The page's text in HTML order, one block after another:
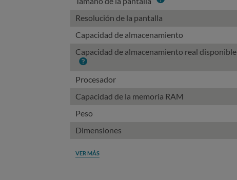
Resolución de la pantalla
Capacidad de almacenamiento
Capacidad de almacenamiento real disponible
Info
Procesador
Capacidad de la memoria RAM
Peso
Dimensiones
VER MÁS